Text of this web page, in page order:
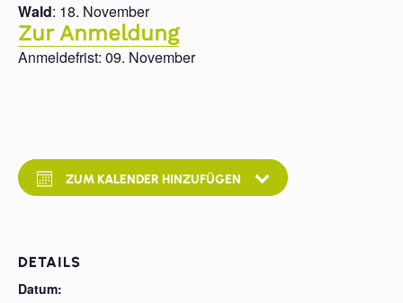
Wald: 18. November
Zur Anmeldung
Anmeldefrist: 09. November
ZUM KALENDER HINZUFÜGEN
DETAILS
Datum: